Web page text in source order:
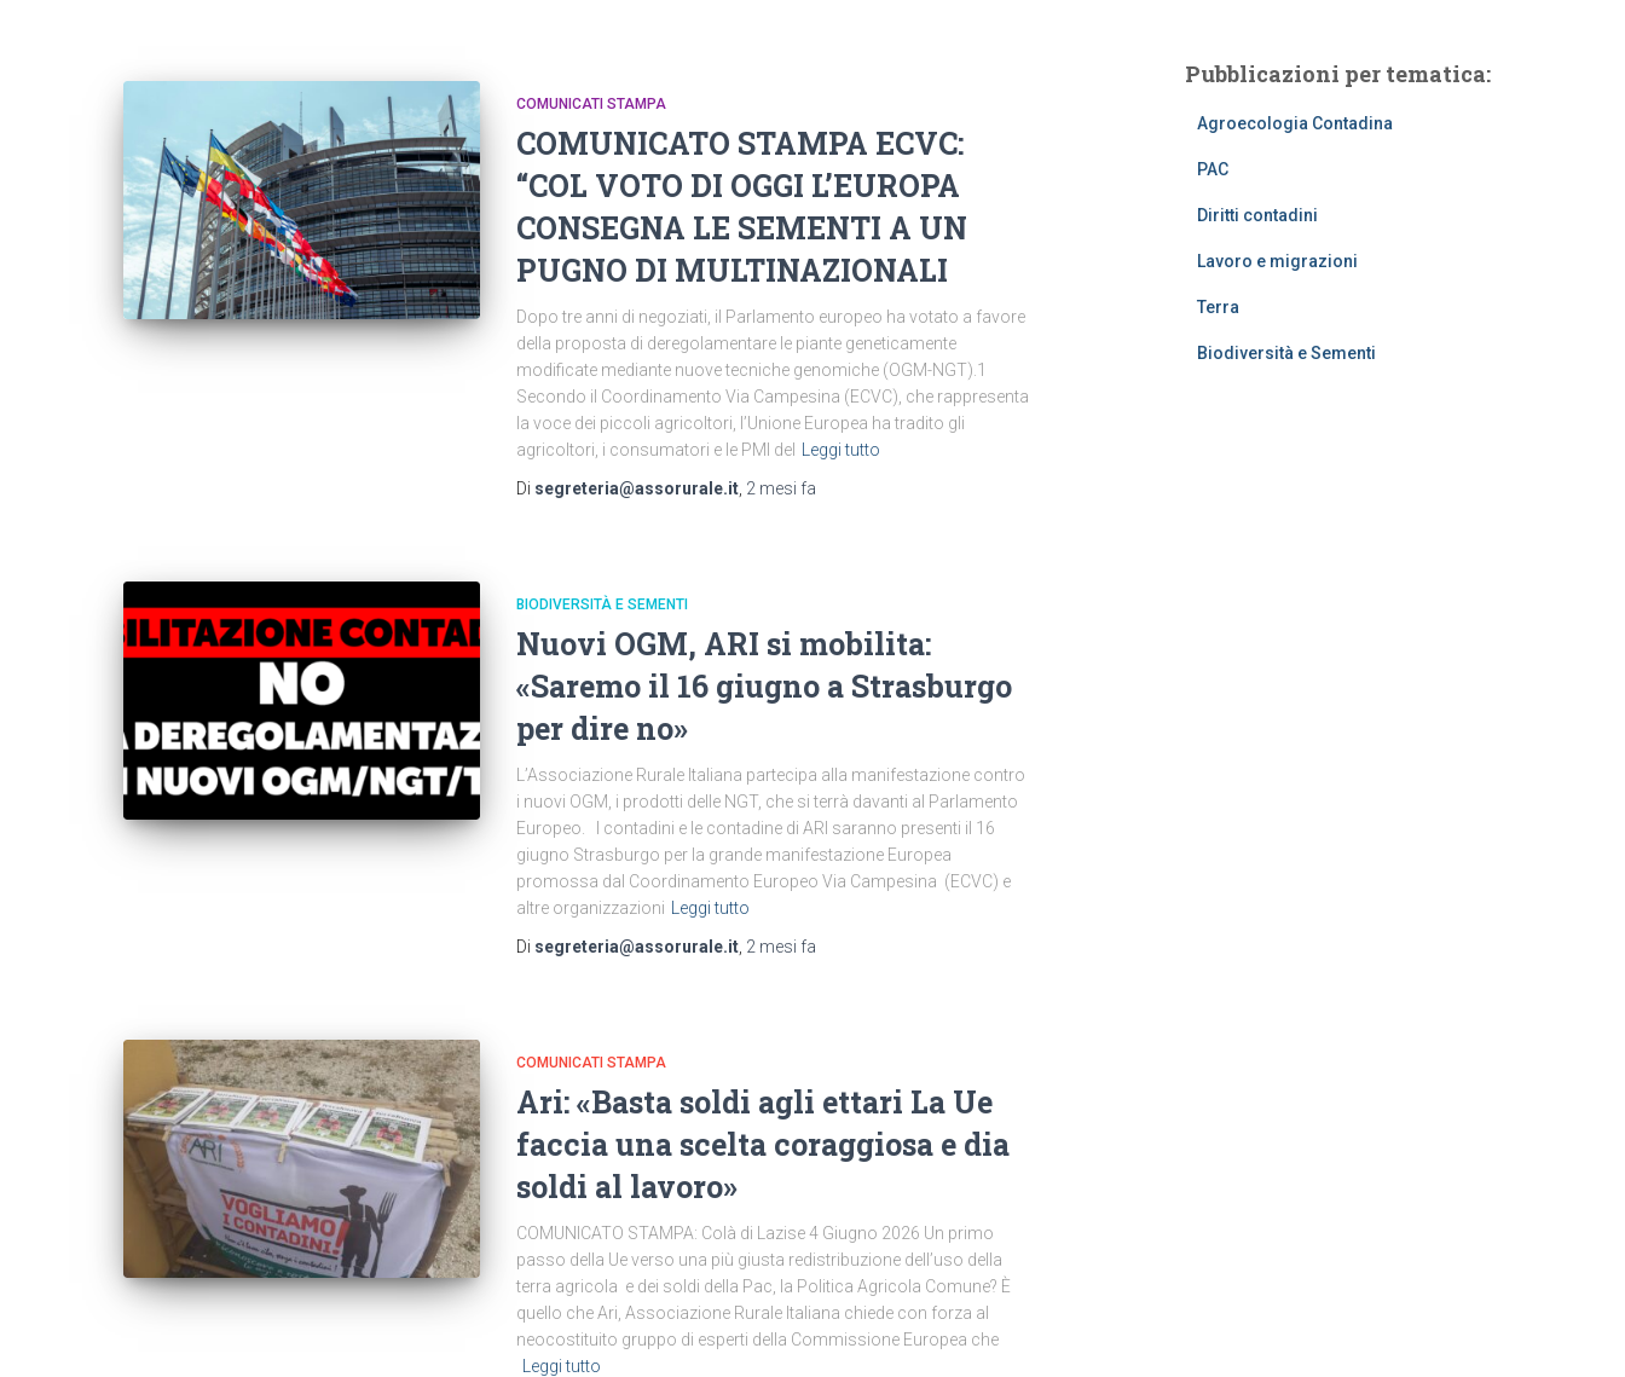
COMUNICATI STAMPA
COMUNICATO STAMPA ECVC:
“COL VOTO DI OGGI L’EUROPA
CONSEGNA LE SEMENTI A UN
PUGNO DI MULTINAZIONALI
Dopo tre anni di negoziati, il Parlamento europeo ha votato a favore
della proposta di deregolamentare le piante geneticamente
modificate mediante nuove tecniche genomiche (OGM-NGT).1
Secondo il Coordinamento Via Campesina (ECVC), che rappresenta
la voce dei piccoli agricoltori, l’Unione Europea ha tradito gli
agricoltori, i consumatori e le PMI del
Leggi tutto
Di segreteria@assorurale.it 2 mesi fa
BIODIVERSITÀ E SEMENTI
Nuovi OGM, ARI si mobilita:
«Saremo il 16 giugno a Strasburgo
per dire no»
L’Associazione Rurale Italiana partecipa alla manifestazione contro
i nuovi OGM, i prodotti delle NGT, che si terrà davanti al Parlamento
Europeo. I contadini e le contadine di ARI saranno presenti il 16
giugno Strasburgo per la grande manifestazione Europea
promossa dal Coordinamento Europeo Via Campesina (ECVC) e
altre organizzazioni
Leggi tutto
Di segreteria@assorurale.it 2 mesi fa
COMUNICATI STAMPA
Ari: «Basta soldi agli ettari La Ue
faccia una scelta coraggiosa e dia
soldi al lavoro»
COMUNICATO STAMPA: Colà di Lazise 4 Giugno 2026 Un primo
passo della Ue verso una più giusta redistribuzione dell’uso della
terra agricola e dei soldi della Pac, la Politica Agricola Comune? È
quello che Ari, Associazione Rurale Italiana chiede con forza al
neocostituito gruppo di esperti della Commissione Europea che
Leggi tutto
Pubblicazioni per tematica:
Agroecologia Contadina
PAC
Diritti contadini
Lavoro e migrazioni
Terra
Biodiversità e Sementi